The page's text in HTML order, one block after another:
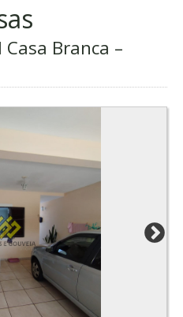
Branca –